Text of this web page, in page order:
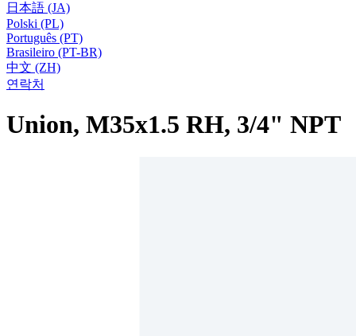
日本語 (JA)
Polski (PL)
Português (PT)
Brasileiro (PT-BR)
中文 (ZH)
연락처
Union, M35x1.5 RH, 3/4" NPT